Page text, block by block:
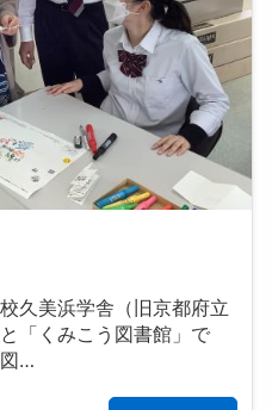
久美浜学舎（旧京都府立
「くみこう図書館」で
…